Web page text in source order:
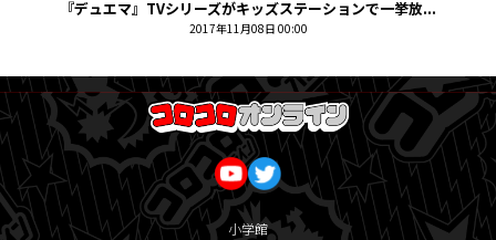
『デュエマ』TVシリーズがキッズステーションで一挙放...
2017年11月08日 00:00
小学館